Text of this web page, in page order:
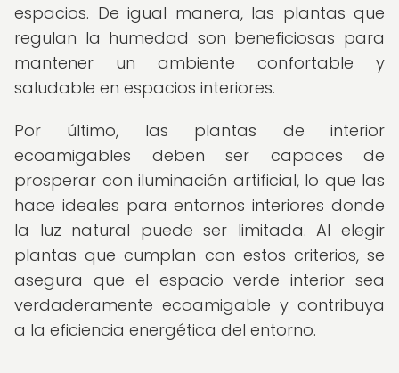
espacios. De igual manera, las plantas que
regulan la humedad son beneficiosas para
mantener un ambiente confortable y
saludable en espacios interiores.
Por último, las plantas de interior
ecoamigables deben ser capaces de
prosperar con iluminación artificial, lo que las
hace ideales para entornos interiores donde
la luz natural puede ser limitada. Al elegir
plantas que cumplan con estos criterios, se
asegura que el espacio verde interior sea
verdaderamente ecoamigable y contribuya
a la eficiencia energética del entorno.